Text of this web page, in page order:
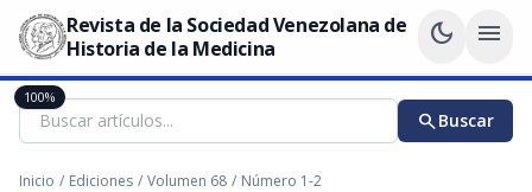
Revista de la Sociedad Venezolana de
Historia de la Medicina
dark_mode menu
searchBuscar
Inicio / Ediciones / Volumen 68 / Número 1-2
100%